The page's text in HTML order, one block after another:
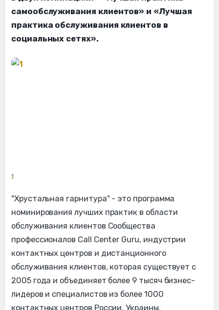
самообслуживания клиентов» и «Лучшая
практика обслуживания клиентов в
социальных сетях».
1
"Хрустальная гарнитура" - это программа
номинирования лучших практик в области
обслуживания клиентов Сообщества
профессионалов Call Center Guru, индустрии
контактных центров и дистанционного
обслуживания клиентов, которая существует с
2005 года и объединяет более 9 тысяч бизнес-
лидеров и специалистов из более 1000
контактных центров России, Украины,